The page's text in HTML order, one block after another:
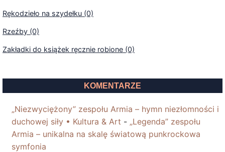
Rękodzieło na szydełku (0)
Rzeźby (0)
Zakładki do książek ręcznie robione (0)
KOMENTARZE
„Niezwyciężony” zespołu Armia – hymn niezłomności i
duchowej siły • Kultura & Art - „Legenda” zespołu
Armia – unikalna na skalę światową punkrockowa
symfonia